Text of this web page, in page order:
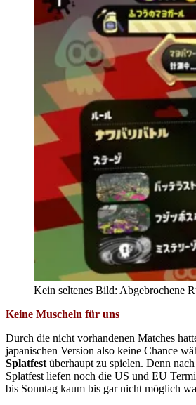
Kein seltenes Bild: Abgebrochene
Keine Muscheln für uns
Durch die nicht vorhandenen Matches
japanischen Version also keine Chance
Splatfest überhaupt zu spielen. Denn
Splatfest liefen noch die US und EU
bis Sonntag kaum bis gar nicht möglich